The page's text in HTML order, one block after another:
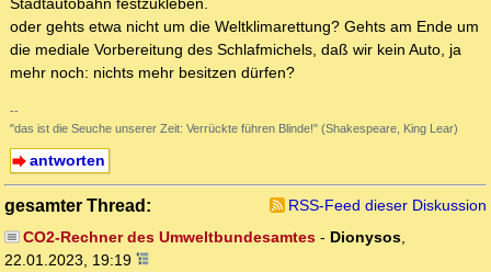
Stadtautobahn festzukleben.
oder gehts etwa nicht um die Weltklimarettung? Gehts am Ende um
die mediale Vorbereitung des Schlafmichels, daß wir kein Auto, ja
mehr noch: nichts mehr besitzen dürfen?
--
"das ist die Seuche unserer Zeit: Verrückte führen Blinde!" (Shakespeare, King Lear)
antworten
gesamter Thread:
RSS-Feed dieser Diskussion
CO2-Rechner des Umweltbundesamtes- Dionysos,
22.01.2023, 19:19